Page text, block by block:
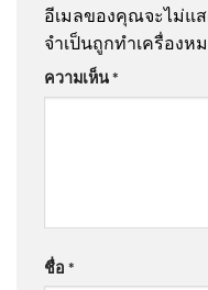
อีเมลของคุณจะไม่แ
จำเป็นถูกทำเครื่องห
ความเห็น*
ชื่อ *